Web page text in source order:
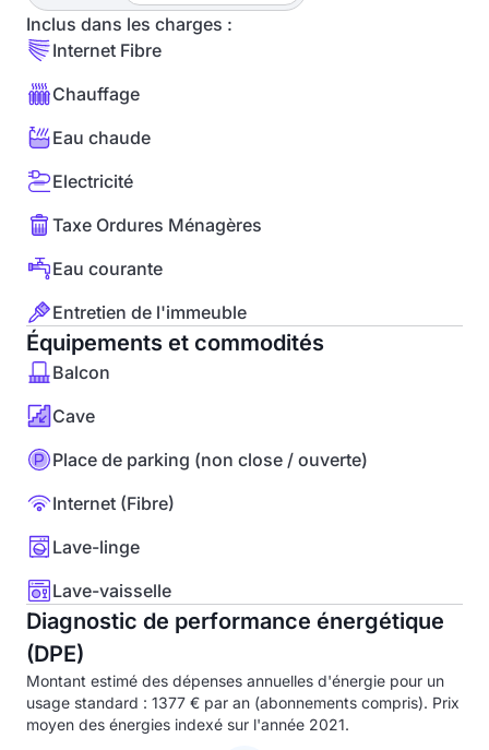
Inclus dans les charges :
Internet Fibre
Chauffage
Eau chaude
Electricité
Taxe Ordures Ménagères
Eau courante
Entretien de l'immeuble
Équipements et commodités
Balcon
Cave
Place de parking (non close / ouverte)
Internet (Fibre)
Lave-linge
Lave-vaisselle
Diagnostic de performance énergétique
(DPE)
Montant estimé des dépenses annuelles d'énergie pour un
usage standard : 1377 € par an (abonnements compris). Prix
moyen des énergies indexé sur l'année 2021.